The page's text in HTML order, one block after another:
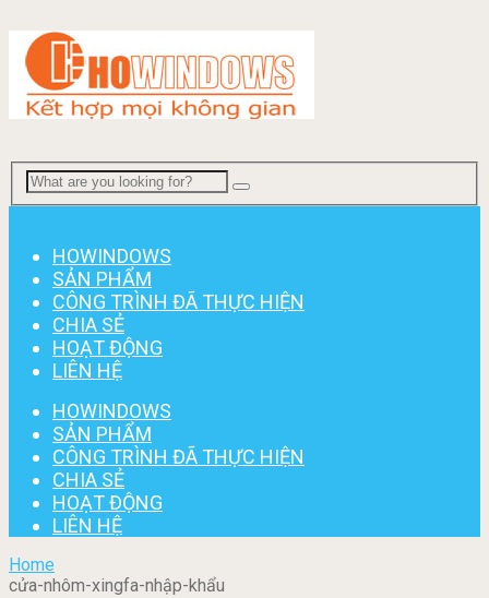
HOWINDOWS
SẢN PHẨM
CÔNG TRÌNH ĐÃ THỰC HIỆN
CHIA SẺ
HOẠT ĐỘNG
LIÊN HỆ
HOWINDOWS
SẢN PHẨM
CÔNG TRÌNH ĐÃ THỰC HIỆN
CHIA SẺ
HOẠT ĐỘNG
LIÊN HỆ
Home
cửa-nhôm-xingfa-nhập-khẩu